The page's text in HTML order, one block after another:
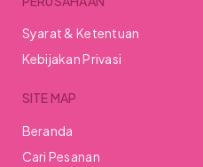
Syarat & Ketentuan
Kebijakan Privasi
SITE MAP
Beranda
Cari Pesanan